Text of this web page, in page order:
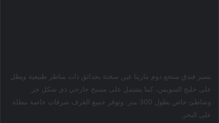
يتميز فندق منتجع دوم مارينا عين سخنة بحدائق ذات مناظر طبيعية ويطل
على خليج السويس، كما يشتمل على مسبح خارجي ذي شكل حر
وشاطئ خاص بطول 300 متر. وتوفر جميع الغرف شرفات خاصة مطلة
على البحر.